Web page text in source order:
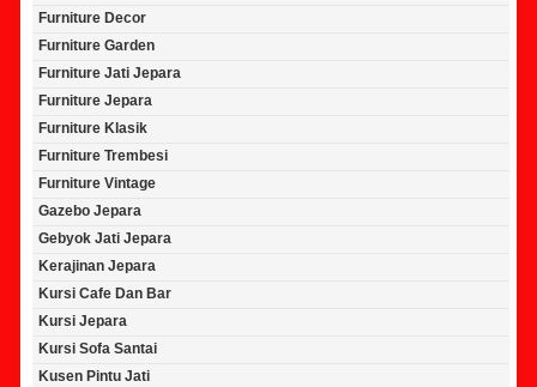
Furniture Decor
Furniture Garden
Furniture Jati Jepara
Furniture Jepara
Furniture Klasik
Furniture Trembesi
Furniture Vintage
Gazebo Jepara
Gebyok Jati Jepara
Kerajinan Jepara
Kursi Cafe Dan Bar
Kursi Jepara
Kursi Sofa Santai
Kusen Pintu Jati